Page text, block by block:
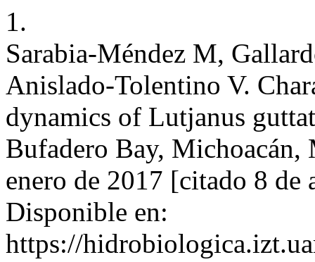
1.
Sarabia-Méndez M,
Anislado-Tolentino V.
dynamics of Lutjanus
Bufadero Bay,
enero de 2017 [citado 8
Disponible en:
https://